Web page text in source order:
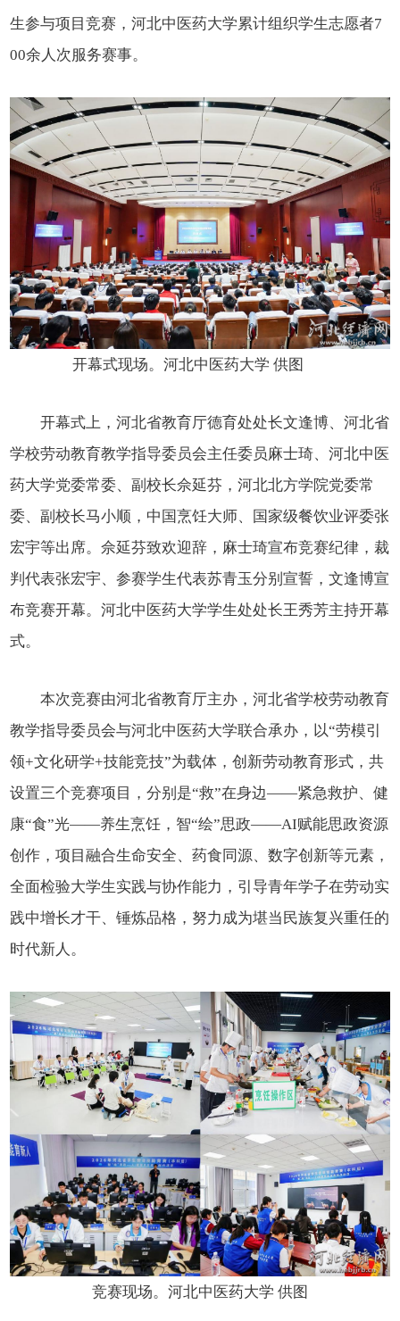
生参与项目竞赛，河北中医药大学累计组织学生志愿者7
00余人次服务赛事。
开幕式现场。河北中医药大学 供图
开幕式上，河北省教育厅德育处处长文逢博、河北省
学校劳动教育教学指导委员会主任委员麻士琦、河北中医
药大学党委常委、副校长佘延芬，河北北方学院党委常
委、副校长马小顺，中国烹饪大师、国家级餐饮业评委张
宏宇等出席。佘延芬致欢迎辞，麻士琦宣布竞赛纪律，裁
判代表张宏宇、参赛学生代表苏青玉分别宣誓，文逢博宣
布竞赛开幕。河北中医药大学学生处处长王秀芳主持开幕
式。
本次竞赛由河北省教育厅主办，河北省学校劳动教育
教学指导委员会与河北中医药大学联合承办，以“劳模引
领+文化研学+技能竞技”为载体，创新劳动教育形式，共
设置三个竞赛项目，分别是“救”在身边——紧急救护、健
康“食”光——养生烹饪，智“绘”思政——AI赋能思政资源
创作，项目融合生命安全、药食同源、数字创新等元素，
全面检验大学生实践与协作能力，引导青年学子在劳动实
践中增长才干、锤炼品格，努力成为堪当民族复兴重任的
时代新人。
竞赛现场。河北中医药大学 供图